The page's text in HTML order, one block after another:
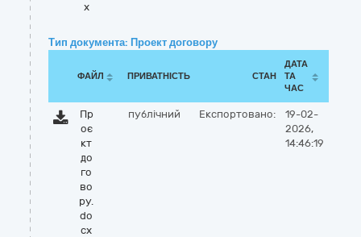
x
Тип документа: Проект договору
ФАЙЛ ПРИВАТНІСТЬ СТАН
ДАТА
ТА
ЧАС
Пр
оє
кт
до
го
во
ру.
do
cx
публічний Експортовано:
19-02-
2026,
14:46:19